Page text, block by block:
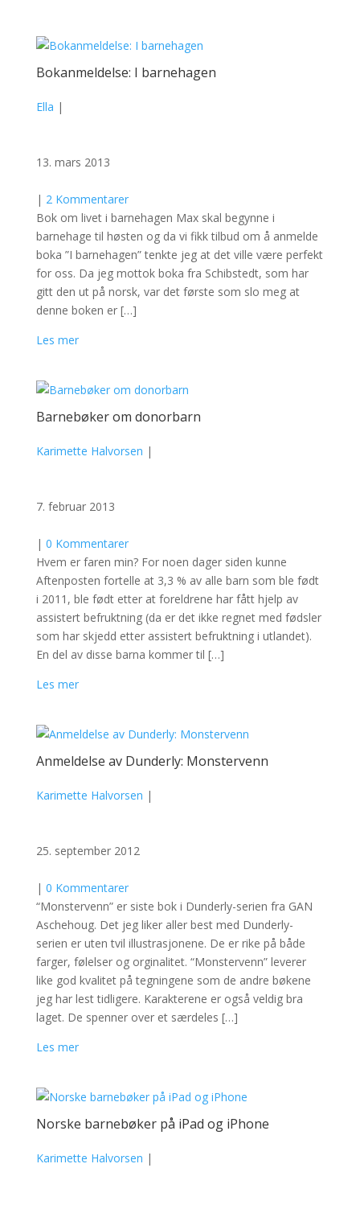
Bokanmeldelse: I barnehagen
Ella |
13. mars 2013
| 2 Kommentarer
Bok om livet i barnehagen Max skal begynne i
barnehage til høsten og da vi fikk tilbud om å anmelde
boka ”I barnehagen” tenkte jeg at det ville være perfekt
for oss. Da jeg mottok boka fra Schibstedt, som har
gitt den ut på norsk, var det første som slo meg at
denne boken er […]
Les mer
Barnebøker om donorbarn
Karimette Halvorsen |
7. februar 2013
| 0 Kommentarer
Hvem er faren min? For noen dager siden kunne
Aftenposten fortelle at 3,3 % av alle barn som ble født
i 2011, ble født etter at foreldrene har fått hjelp av
assistert befruktning (da er det ikke regnet med fødsler
som har skjedd etter assistert befruktning i utlandet).
En del av disse barna kommer til […]
Les mer
Anmeldelse av Dunderly: Monstervenn
Karimette Halvorsen |
25. september 2012
| 0 Kommentarer
“Monstervenn” er siste bok i Dunderly-serien fra GAN
Aschehoug. Det jeg liker aller best med Dunderly-
serien er uten tvil illustrasjonene. De er rike på både
farger, følelser og orginalitet. “Monstervenn” leverer
like god kvalitet på tegningene som de andre bøkene
jeg har lest tidligere. Karakterene er også veldig bra
laget. De spenner over et særdeles […]
Les mer
Norske barnebøker på iPad og iPhone
Karimette Halvorsen |